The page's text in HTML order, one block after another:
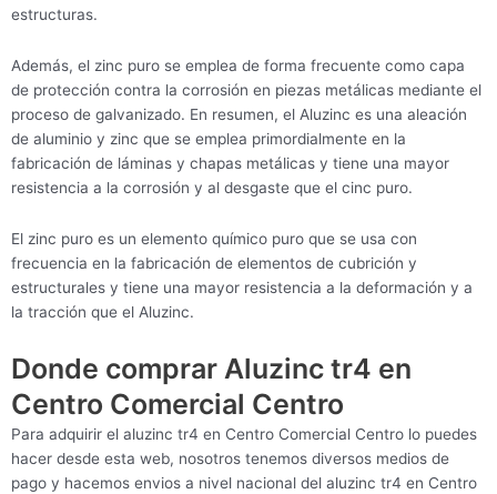
estructuras.
Además, el zinc puro se emplea de forma frecuente como capa
de protección contra la corrosión en piezas metálicas mediante el
proceso de galvanizado. En resumen, el Aluzinc es una aleación
de aluminio y zinc que se emplea primordialmente en la
fabricación de láminas y chapas metálicas y tiene una mayor
resistencia a la corrosión y al desgaste que el cinc puro.
El zinc puro es un elemento químico puro que se usa con
frecuencia en la fabricación de elementos de cubrición y
estructurales y tiene una mayor resistencia a la deformación y a
la tracción que el Aluzinc.
Donde comprar Aluzinc tr4 en
Centro Comercial Centro
Para adquirir el aluzinc tr4 en Centro Comercial Centro lo puedes
hacer desde esta web, nosotros tenemos diversos medios de
pago y hacemos envios a nivel nacional del aluzinc tr4 en Centro